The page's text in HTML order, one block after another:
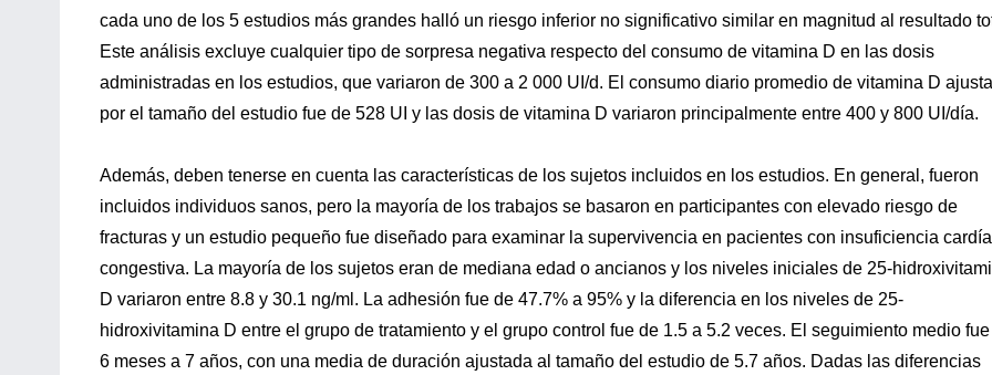
cada uno de los 5 estudios más grandes halló un riesgo inferior no significativo similar en magnitud al resultado
Este análisis excluye cualquier tipo de sorpresa negativa respecto del consumo de vitamina D en las dosis
administradas en los estudios, que variaron de 300 a 2 000 UI/d. El consumo diario promedio de vitamina D
por el tamaño del estudio fue de 528 UI y las dosis de vitamina D variaron principalmente entre 400 y 800 UI/día.
Además, deben tenerse en cuenta las características de los sujetos incluidos en los estudios. En general, fueron
incluidos individuos sanos, pero la mayoría de los trabajos se basaron en participantes con elevado riesgo de
fracturas y un estudio pequeño fue diseñado para examinar la supervivencia en pacientes con insuficiencia
congestiva. La mayoría de los sujetos eran de mediana edad o ancianos y los niveles iniciales de 25-
D variaron entre 8.8 y 30.1 ng/ml. La adhesión fue de 47.7% a 95% y la diferencia en los niveles de 25-
hidroxivitamina D entre el grupo de tratamiento y el grupo control fue de 1.5 a 5.2 veces. El seguimiento medio
6 meses a 7 años, con una media de duración ajustada al tamaño del estudio de 5.7 años. Dadas las diferencias